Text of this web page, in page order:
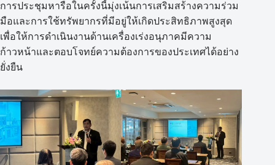
การประชุมหารือในครั้งนี้มุ่งเน้นการเสริมสร้างความร่วม
มือและการใช้ทรัพยากรที่มีอยู่ให้เกิดประสิทธิภาพสูงสุด
เพื่อให้การดำเนินงานด้านเครื่องเร่งอนุภาคมีความ
ก้าวหน้าและตอบโจทย์ความต้องการของประเทศได้อย่าง
ยั่งยืน